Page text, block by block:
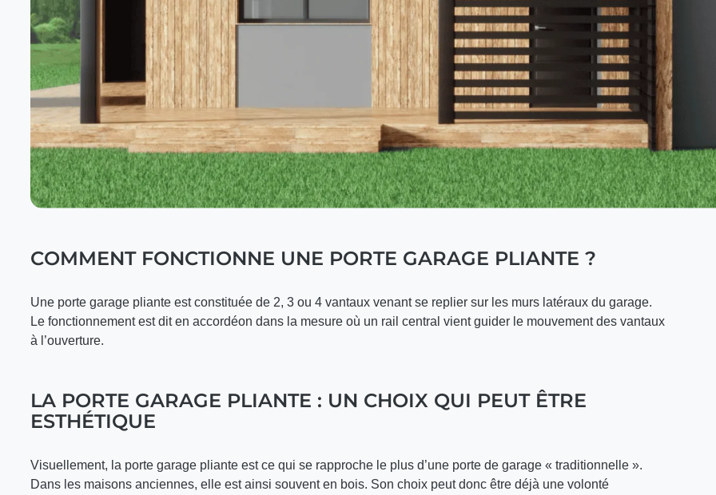
COMMENT FONCTIONNE UNE PORTE GARAGE PLIANTE ?
Une porte garage pliante est constituée de 2, 3 ou 4 vantaux venant se replier sur les murs latéraux du garage.
Le fonctionnement est dit en accordéon dans la mesure où un rail central vient guider le mouvement des vantaux
à l’ouverture.
LA PORTE GARAGE PLIANTE : UN CHOIX QUI PEUT ÊTRE
ESTHÉTIQUE
Visuellement, la porte garage pliante est ce qui se rapproche le plus d’une porte de garage « traditionnelle ».
Dans les maisons anciennes, elle est ainsi souvent en bois. Son choix peut donc être déjà une volonté